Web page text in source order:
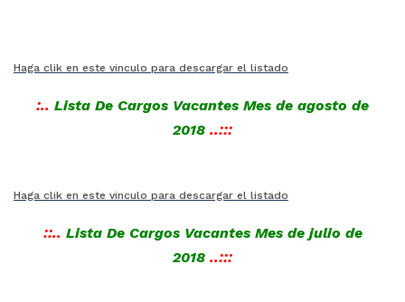
Haga clik en este vinculo para descargar el listado
:.. Lista De Cargos Vacantes Mes de agosto de
2018 ..:::
Haga clik en este vinculo para descargar el listado
::.. Lista De Cargos Vacantes Mes de julio de
2018 ..:::